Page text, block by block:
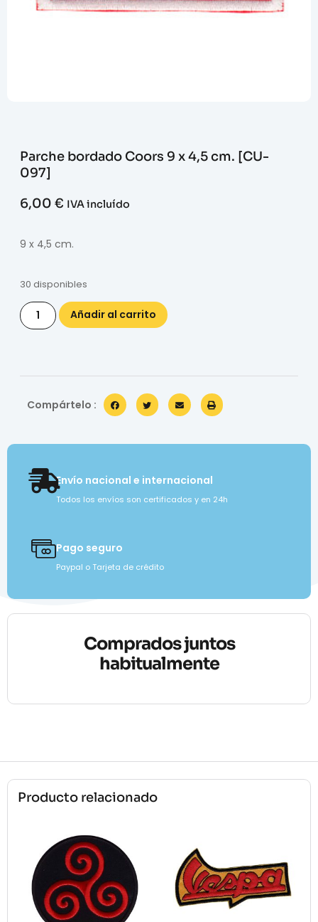
Parche bordado Coors 9 x 4,5 cm. [CU-
097]
6,00 € IVA incluído
9 x 4,5 cm.
30 disponibles
Añadir al carrito
Compártelo :
Envío nacional e internacional
Todos los envíos son certificados y en 24h
Pago seguro
Paypal o Tarjeta de crédito
Comprados juntos
habitualmente
Producto relacionado